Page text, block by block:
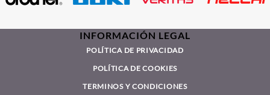
INFORMACIÓN LEGAL
POLÍTICA DE PRIVACIDAD
POLÍTICA DE COOKIES
TERMINOS Y CONDICIONES